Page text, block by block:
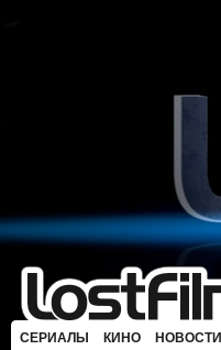
СЕРИАЛЫ КИНО НОВОСТИ